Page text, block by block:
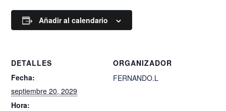
Añadir al calendario
DETALLES
Fecha:
septiembre 20, 2029
Hora:
ORGANIZADOR
FERNANDO.L